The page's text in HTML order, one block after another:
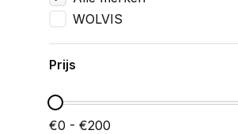
WOLVIS
Prijs
€0 - €200